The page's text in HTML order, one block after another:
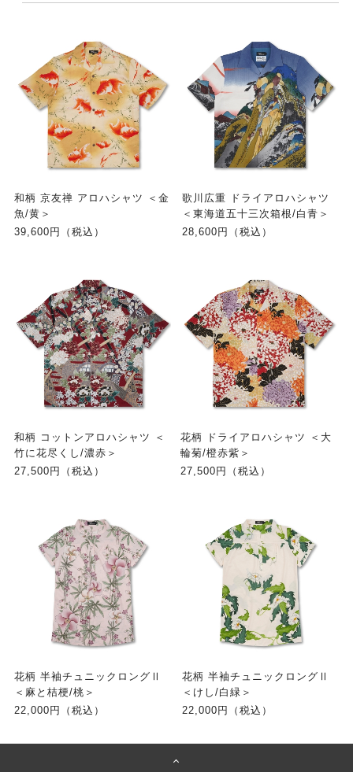
和柄 京友禅 アロハシャツ ＜金
魚/黄＞
39,600円（税込）
歌川広重 ドライアロハシャツ
＜東海道五十三次箱根/白青＞
28,600円（税込）
和柄 コットンアロハシャツ ＜
竹に花尽くし/濃赤＞
27,500円（税込）
花柄 ドライアロハシャツ ＜大
輪菊/橙赤紫＞
27,500円（税込）
花柄 半袖チュニックロングⅡ
＜麻と桔梗/桃＞
22,000円（税込）
花柄 半袖チュニックロングⅡ
＜けし/白緑＞
22,000円（税込）